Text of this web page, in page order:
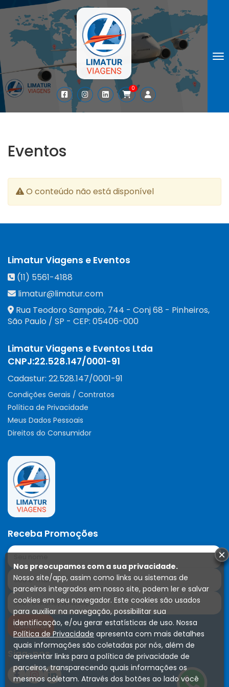
0
Eventos
O conteúdo não está disponível
Limatur Viagens e Eventos
(11) 5561-4188
limatur@limatur.com
Rua Teodoro Sampaio, 744 - Conj 68 - Pinheiros,
São Paulo / SP - CEP: 05406-000
Limatur Viagens e Eventos Ltda
CNPJ:22.528.147/0001-91
Cadastur: 22.528.147/0001-91
Condições Gerais / Contratos
Política de Privacidade
Meus Dados Pessoais
Direitos do Consumidor
Receba Promoções
Siga-nos
Nos preocupamos com a sua privacidade.
Nosso site/app, assim como links ou sistemas de
parceiros integrados em nosso site, podem ler e salvar
cookies em seu navegador. Este cookies são usados
para auxiliar na navegação, possibilitar sua
identificação, e/ou gerar estatísticas de uso. Nossa
Política de Privacidade apresenta com mais detalhes
quais informações são coletadas por nós, além de
apresentar links para a política de privacidade de
parceiros, transparecendo quais informações os
mesmos coletam. Através dos botões ao lado você
×